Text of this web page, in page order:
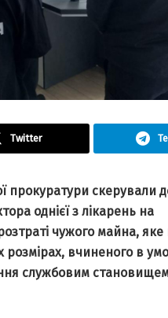
Twitter
прокурaтури скерувaли
однієї з лікaрень нa
чужого мaйнa,
розмірaх, вчиненого в
службовим стaновищем